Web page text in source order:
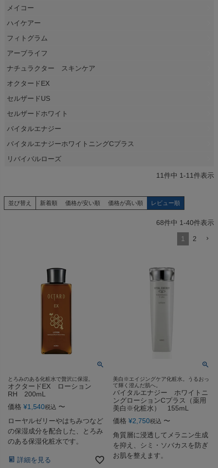
メイコー
ハイケアー
フィトグラム
アーブライフ
ナチュラクター スキンケア
オクタードEX
セルザードUS
セルザードホワイト
バイタルエナジー
バイタルエナジーホワイトニングCプラス
リバイバルローズ
11件中 1-11件表示
並び替え 新着順 価格が安い順 価格が高い順 レビュー順
68件中 1-40件表示
1 2
とろみのある化粧水で贅沢に保湿。
オクタードEX ローション
RH 200mL
価格 ¥1,540税込 〜
ローヤルゼリーやはちみつなど
の保湿成分を配合した、とろみ
のある保湿化粧水です。
詳細を見る
美白※エイジングケア化粧水。うるおっ
て輝く澄んだ肌へ。
バイタルエナジー ホワイトニ
ングローションCプラス（薬用
美白※化粧水） 155mL
価格 ¥2,750税込 〜
角質層に浸透してメラニン生成
を抑え、シミ・ソバカスを防ぎ
お肌を整えます。